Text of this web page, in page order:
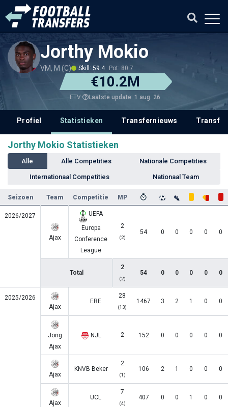
Jorthy Mokio
VM, M (C) Skill: 59.4 Pot: 80.7
€10.2M
ETV Laatste update: 1 aug. 26
Profiel Statistieken Transfernieuws
Jorthy Mokio Statistieken
Alle Alle Competities Nationale Competities
Internationaal Competities Nationaal Team
Seizoen Team Competitie MP
2026/2027
Ajax
UEFA
Europa
Conference
League
2
(2)
54 0 0 0 0 0
Total
2
(2)
54 0 0 0 0 0
2025/2026
Ajax
ERE
28
(13)
1467 3 2 1 0 0
Jong
Ajax
NJL 2 152 0 0 0 0 0
Ajax
KNVB Beker
2
(1)
106 2 1 0 0 0
Ajax
UCL
7
(4)
407 0 0 1 0 0